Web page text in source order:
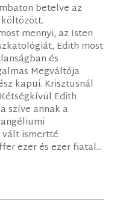
betelve az
mennyi, az Isten
Edith most
és
Megváltója
kapui. Krisztusnál
Edith
szíve annak a
vált ismertté
ezer és ezer fiatal...